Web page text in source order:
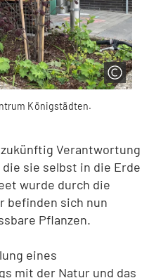
Königstädten.
Verantwortung
sie selbst in die Erde
wurde durch die
befinden sich nun
Pflanzen.
eines
mit der Natur und das